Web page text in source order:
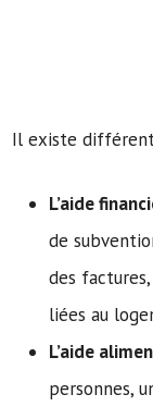
Il existe
L’aide
de
des
liées au
L’aide
personnes,